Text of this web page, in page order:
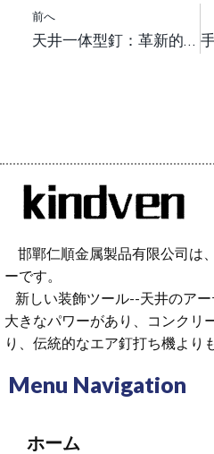
前へ
天井一体型釘：革新的な固定ソリューション
邯鄲仁順金属製品有限公司は
ーです。
新しい装飾ツール--天井のアー
大きなパワーがあり、コンクリ
り、伝統的なエア釘打ち機より
Menu Navigation
ホーム